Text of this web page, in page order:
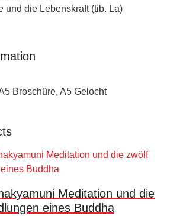
und die Lebenskraft (tib. La)
Broschüre, A5 Gelocht
Meditation und die
eines Buddha